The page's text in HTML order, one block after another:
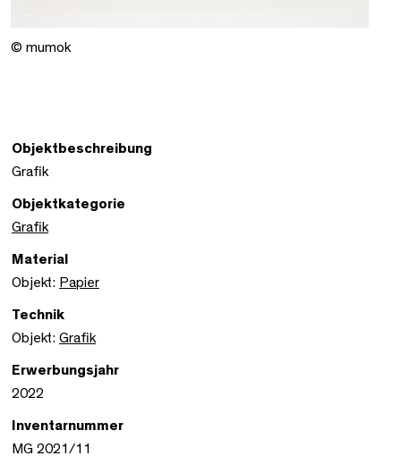
© mumok
Objektbeschreibung
Grafik
Objektkategorie
Grafik
Material
Objekt: Papier
Technik
Objekt: Grafik
Erwerbungsjahr
2022
Inventarnummer
MG 2021/11